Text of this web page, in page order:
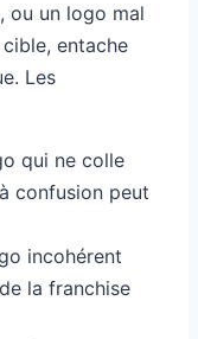
ou un logo mal
entache
Les
qui ne colle
confusion peut
incohérent
la franchise